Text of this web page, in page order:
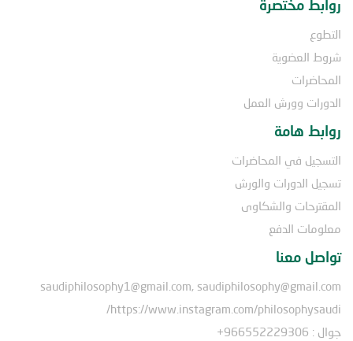
روابط مختصرة
التطوع
شروط العضوية
المحاضرات
الدورات وورش العمل
روابط هامة
التسجيل في المحاضرات
تسجيل الدورات والورش
المقترحات والشكاوى
معلومات الدفع
تواصل معنا
saudiphilosophy1@gmail.com, saudiphilosophy@gmail.com
https://www.instagram.com/philosophysaudi/
جوال : 966552229306+